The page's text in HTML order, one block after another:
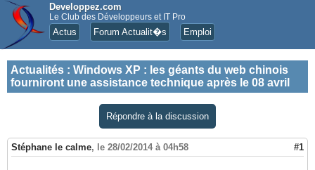
Developpez.com
Le Club des Développeurs et IT Pro
Actus Forum Actualit�s Emploi
Actualités : Windows XP : les géants du web chinois
fourniront une assistance technique après le 08 avril
Répondre à la discussion
Stéphane le calme, le 28/02/2014 à 04h58 #1